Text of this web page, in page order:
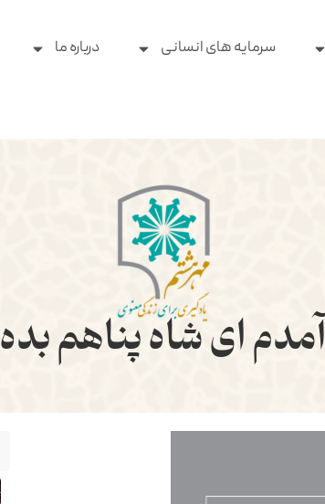
سرمایه های انسانی درباره ما
آمدم ای شاه پناهم بده